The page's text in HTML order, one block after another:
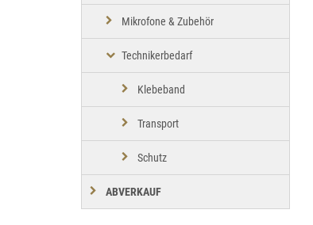
Mikrofone & Zubehör
Technikerbedarf
Klebeband
Transport
Schutz
ABVERKAUF